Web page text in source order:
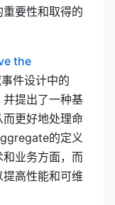
要性和取得的
the
件设计中的
提出了一种基
更好地处理命
的定义
业务方面，而
高性能和可维